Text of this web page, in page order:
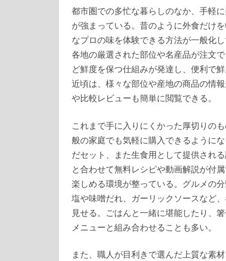
都市圏での多忙な暮らしのなか、手軽
が強まっている。昔のように外食だけ
なプロの味を体験できる方法が一般化
各地の厳選された部位や名産品が注文
ど鮮度を保つ仕組みが発達し、便利で
近頃は、様々な部位や産地の商品の情
や比較レビューも簡単に閲覧できる。
これまで手に入りにくかった厚切りの
般の家庭でも気軽に購入できるように
だセット、また生食用として提供され
と合わせて無料レシピや動画解説が付
楽しめる環境が整っている。グルメの
塩や味噌だれ、ガーリックソースなど
見せる。ごはんと一緒に堪能したり、
メニューと組み合わせることも多い。
また、職人が目利きで選んだ上質な素